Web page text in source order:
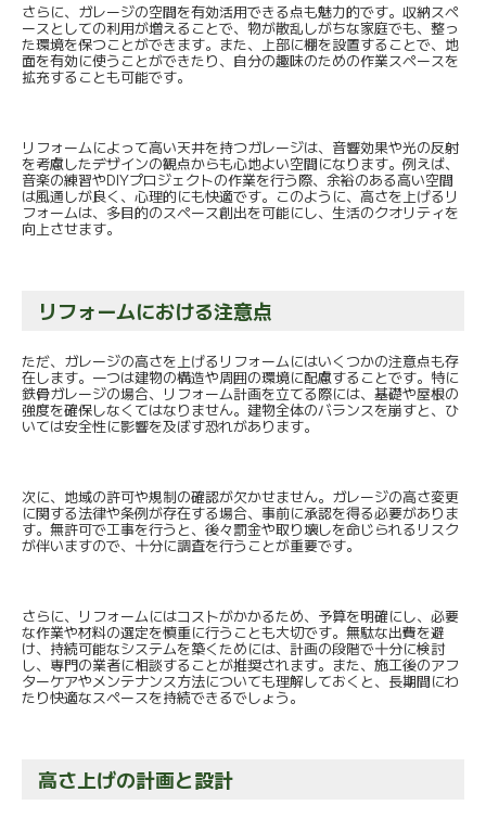
さらに、ガレージの空間を有効活用できる点も魅力的です。収納スペ
ースとしての利用が増えることで、物が散乱しがちな家庭でも、整っ
た環境を保つことができます。また、上部に棚を設置することで、地
面を有効に使うことができたり、自分の趣味のための作業スペースを
拡充することも可能です。
リフォームによって高い天井を持つガレージは、音響効果や光の反射
を考慮したデザインの観点からも心地よい空間になります。例えば、
音楽の練習やDIYプロジェクトの作業を行う際、余裕のある高い空間
は風通しが良く、心理的にも快適です。このように、高さを上げるリ
フォームは、多目的のスペース創出を可能にし、生活のクオリティを
向上させます。
リフォームにおける注意点
ただ、ガレージの高さを上げるリフォームにはいくつかの注意点も存
在します。一つは建物の構造や周囲の環境に配慮することです。特に
鉄骨ガレージの場合、リフォーム計画を立てる際には、基礎や屋根の
強度を確保しなくてはなりません。建物全体のバランスを崩すと、ひ
いては安全性に影響を及ぼす恐れがあります。
次に、地域の許可や規制の確認が欠かせません。ガレージの高さ変更
に関する法律や条例が存在する場合、事前に承認を得る必要がありま
す。無許可で工事を行うと、後々罰金や取り壊しを命じられるリスク
が伴いますので、十分に調査を行うことが重要です。
さらに、リフォームにはコストがかかるため、予算を明確にし、必要
な作業や材料の選定を慎重に行うことも大切です。無駄な出費を避
け、持続可能なシステムを築くためには、計画の段階で十分に検討
し、専門の業者に相談することが推奨されます。また、施工後のアフ
ターケアやメンテナンス方法についても理解しておくと、長期間にわ
たり快適なスペースを持続できるでしょう。
高さ上げの計画と設計